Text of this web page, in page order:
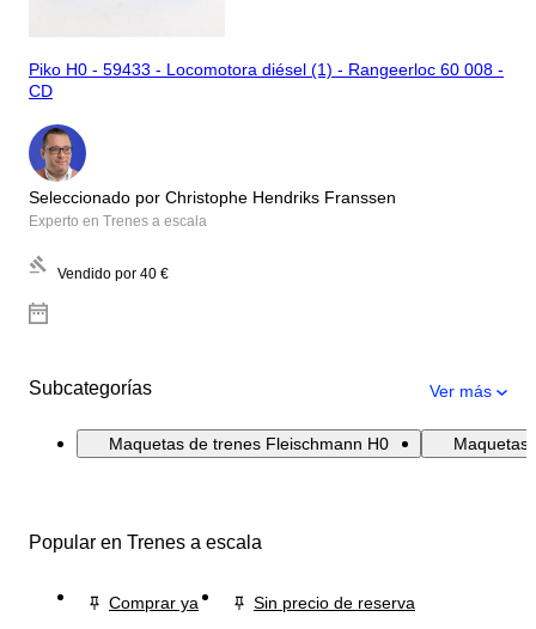
Piko H0 - 59433 - Locomotora diésel (1) - Rangeerloc 60 008 -
CD
Seleccionado por Christophe Hendriks Franssen
Experto en Trenes a escala
Vendido por 40 €
Subcategorías Ver más
Maquetas de trenes Fleischmann H0 Maquetas
Popular en Trenes a escala
Comprar ya
Sin precio de reserva